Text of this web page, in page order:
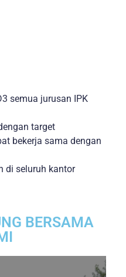
semua jurusan IPK
target
bekerja sama dengan
di seluruh kantor
BERSAMA